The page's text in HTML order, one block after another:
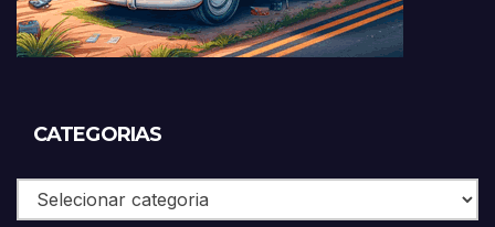
CATEGORIAS
Categorias